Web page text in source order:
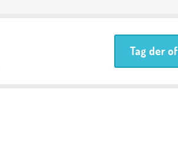
mit
Bewegte Schule
Tag der